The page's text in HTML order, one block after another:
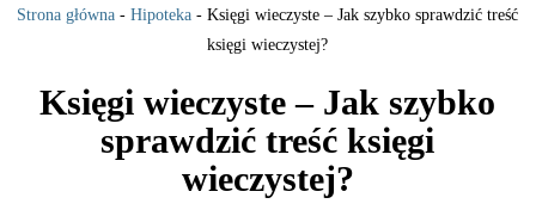
Strona główna -Hipoteka -Księgi wieczyste – Jak szybko sprawdzić treść
księgi wieczystej?
Księgi wieczyste – Jak szybko
sprawdzić treść księgi
wieczystej?